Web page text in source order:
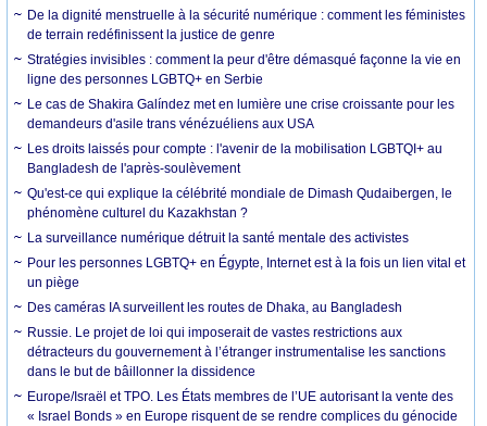
De la dignité menstruelle à la sécurité numérique : comment les féministes
de terrain redéfinissent la justice de genre
Stratégies invisibles : comment la peur d'être démasqué façonne la vie en
ligne des personnes LGBTQ+ en Serbie
Le cas de Shakira Galíndez met en lumière une crise croissante pour les
demandeurs d'asile trans vénézuéliens aux USA
Les droits laissés pour compte : l'avenir de la mobilisation LGBTQI+ au
Bangladesh de l'après-soulèvement
Qu'est-ce qui explique la célébrité mondiale de Dimash Qudaibergen, le
phénomène culturel du Kazakhstan ?
La surveillance numérique détruit la santé mentale des activistes
Pour les personnes LGBTQ+ en Égypte, Internet est à la fois un lien vital et
un piège
Des caméras IA surveillent les routes de Dhaka, au Bangladesh
Russie. Le projet de loi qui imposerait de vastes restrictions aux
détracteurs du gouvernement à l’étranger instrumentalise les sanctions
dans le but de bâillonner la dissidence
Europe/Israël et TPO. Les États membres de l’UE autorisant la vente des
« Israel Bonds » en Europe risquent de se rendre complices du génocide